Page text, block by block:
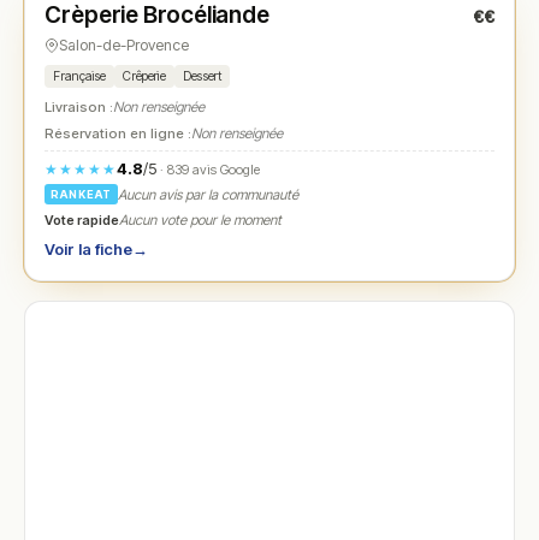
★ N° 1
Crèperie Brocéliande €€
Salon-de-Provence
Française Crêperie Dessert
Livraison :Non renseignée
Réservation en ligne :Non renseignée
★★★★★4.8/5· 839 avis Google
RANKEAT
Aucun avis par la communauté
Vote rapideAucun vote pour le moment
Voir la fiche→